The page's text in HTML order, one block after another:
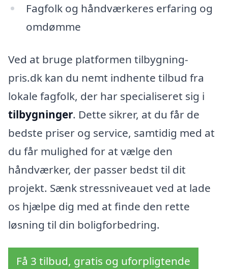
Fagfolk og håndværkeres erfaring og
omdømme
Ved at bruge platformen tilbygning-
pris.dk kan du nemt indhente tilbud fra
lokale fagfolk, der har specialiseret sig i
tilbygninger. Dette sikrer, at du får de
bedste priser og service, samtidig med at
du får mulighed for at vælge den
håndværker, der passer bedst til dit
projekt. Sænk stressniveauet ved at lade
os hjælpe dig med at finde den rette
løsning til din boligforbedring.
Få 3 tilbud, gratis og uforpligtende